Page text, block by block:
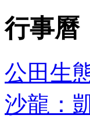
行事曆
公田生
沙龍：